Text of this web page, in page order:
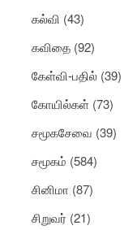
கல்வி (43)
கவிதை (92)
கேள்வி-பதில் (39)
கோயில்கள் (73)
சமூகசேவை (39)
சமூகம் (584)
சினிமா (87)
சிறுவர் (21)